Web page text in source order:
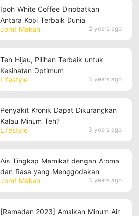
Jom! Makan 2 years ago
Ipoh White Coffee Dinobatkan
Antara Kopi Terbaik Dunia
Lifestyle 3 years ago
Teh Hijau, Pilihan Terbaik untuk
Kesihatan Optimum
Lifestyle 3 years ago
Penyakit Kronik Dapat Dikurangkan
Kalau Minum Teh?
Jom! Makan 3 years ago
Ais Tingkap Memikat dengan Aroma
dan Rasa yang Menggodakan
[Ramadan 2023] Amalkan Minum Air